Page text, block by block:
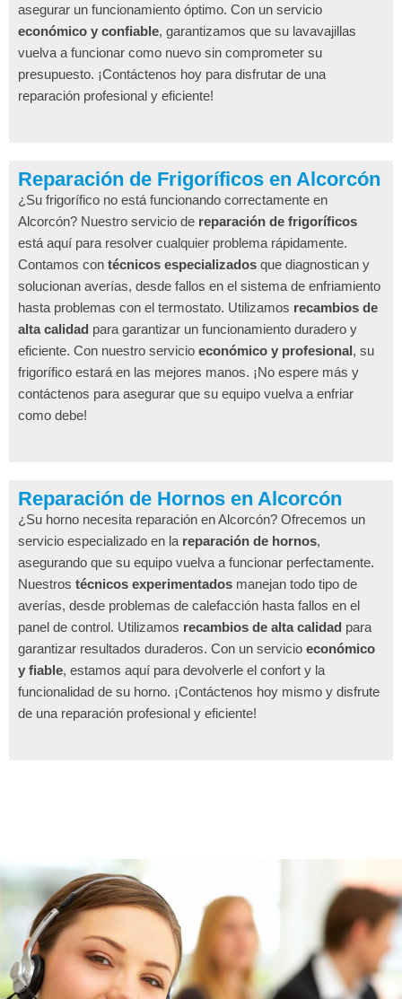
asegurar un funcionamiento óptimo. Con un servicio
económico y confiable, garantizamos que su lavavajillas
vuelva a funcionar como nuevo sin comprometer su
presupuesto. ¡Contáctenos hoy para disfrutar de una
reparación profesional y eficiente!
Reparación de Frigoríficos en Alcorcón
¿Su frigorífico no está funcionando correctamente en
Alcorcón? Nuestro servicio de reparación de frigoríficos
está aquí para resolver cualquier problema rápidamente.
Contamos con técnicos especializados que diagnostican y
solucionan averías, desde fallos en el sistema de enfriamiento
hasta problemas con el termostato. Utilizamos recambios de
alta calidad para garantizar un funcionamiento duradero y
eficiente. Con nuestro servicio económico y profesional, su
frigorífico estará en las mejores manos. ¡No espere más y
contáctenos para asegurar que su equipo vuelva a enfriar
como debe!
Reparación de Hornos en Alcorcón
¿Su horno necesita reparación en Alcorcón? Ofrecemos un
servicio especializado en la reparación de hornos,
asegurando que su equipo vuelva a funcionar perfectamente.
Nuestros técnicos experimentados manejan todo tipo de
averías, desde problemas de calefacción hasta fallos en el
panel de control. Utilizamos recambios de alta calidad para
garantizar resultados duraderos. Con un servicio económico
y fiable, estamos aquí para devolverle el confort y la
funcionalidad de su horno. ¡Contáctenos hoy mismo y disfrute
de una reparación profesional y eficiente!